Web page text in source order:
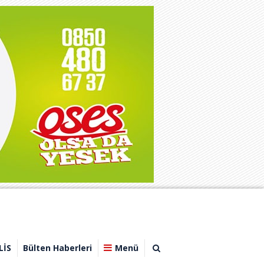
Bülten Haberleri Menü